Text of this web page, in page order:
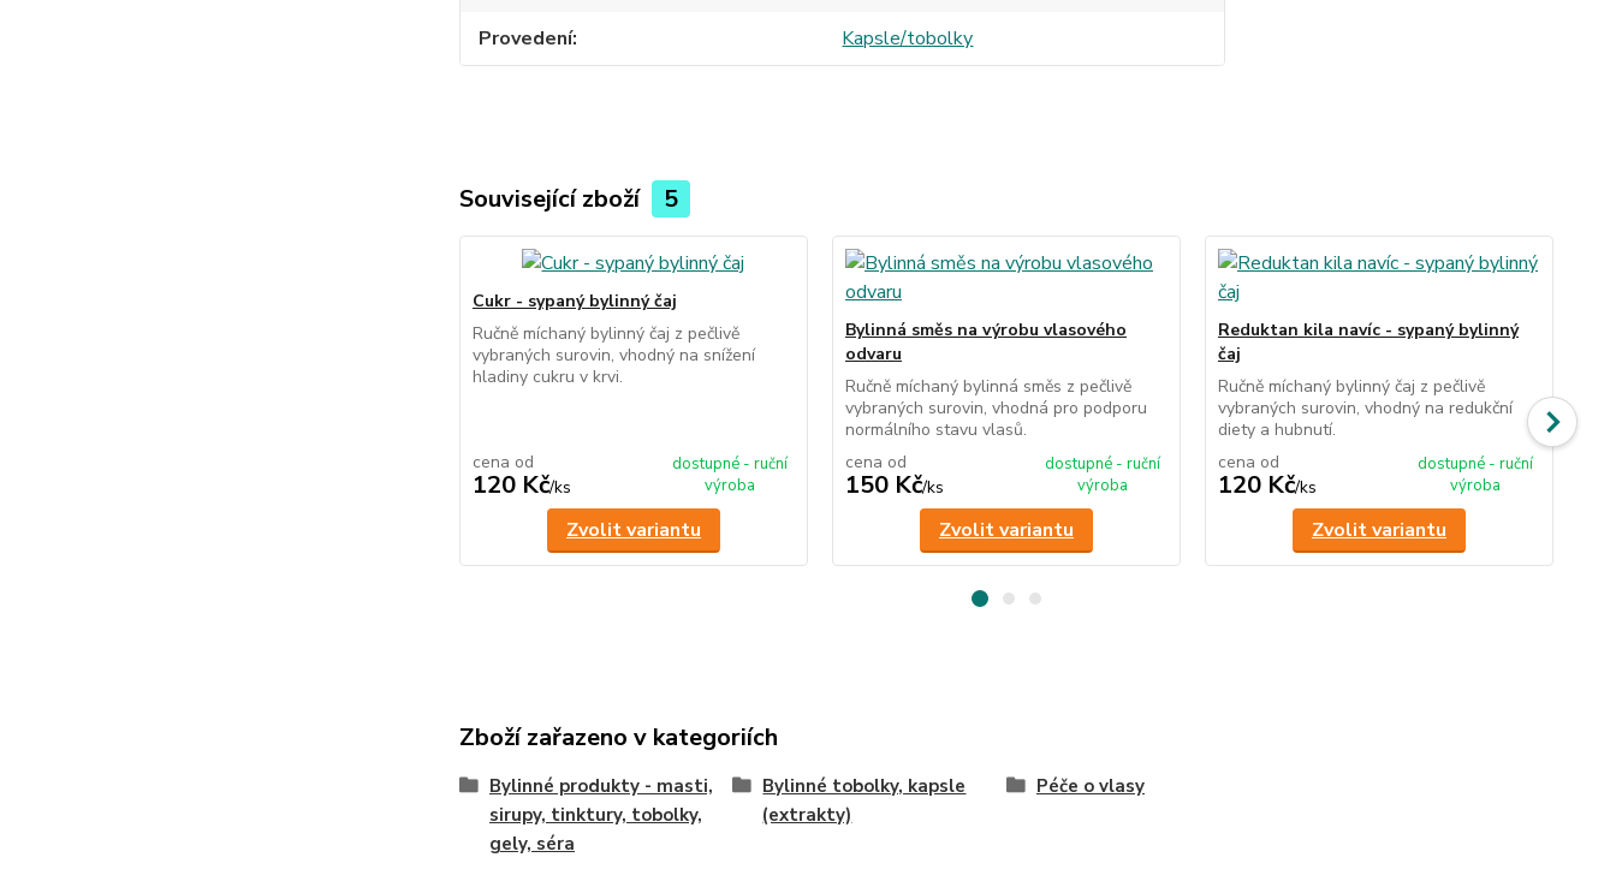
Provedení
Kapsle/tobolky
Související zboží 5
Cukr - sypaný bylinný čaj
Ručně míchaný bylinný čaj z pečlivě
vybraných surovin, vhodný na snížení
hladiny cukru v krvi.
cena od
120 Kč/ks
dostupné - ruční
výroba
Zvolit variantu
Bylinná směs na výrobu vlasového
odvaru
Ručně míchaný bylinná směs z pečlivě
vybraných surovin, vhodná pro podporu
normálního stavu vlasů.
cena od
150 Kč/ks
dostupné - ruční
výroba
Zvolit variantu
Reduktan kila navíc - sypaný bylinný
čaj
Ručně míchaný bylinný čaj z pečlivě
vybraných surovin, vhodný na redukční
diety a hubnutí.
cena od
120 Kč/ks
dostupné - ruční
výroba
Zvolit variantu
Zboží zařazeno v kategoriích
Bylinné produkty - masti,
sirupy, tinktury, tobolky,
gely, séra
Bylinné tobolky, kapsle
(extrakty)
Péče o vlasy